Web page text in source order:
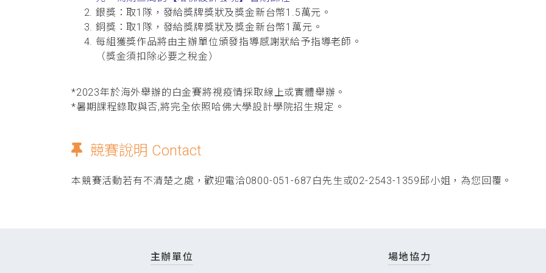
銀獎：取1隊，發給獎牌獎狀及獎金新台幣1.5萬元。
銅獎：取1隊，發給獎牌獎狀及獎金新台幣1萬元。
每組獲獎作品將由主辦單位頒發指導感謝狀給予指導老師。
（獎金須扣除必要之稅金）
*2023年於海外舉辦的白金賽將視疫情採取線上或實體舉辦。
*暑期課程錄取與否,將完全依照哈佛大學設計學院招生規定。
競賽說明 Contact
本競賽活動若有不清楚之處，歡迎電洽0800-051-687白先生或02-2543-1359邱小姐，為您回覆。
主辦單位 場地協力